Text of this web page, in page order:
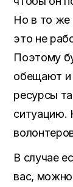
Но в то же
это не
Поэтому
обещают и
ресурсы
ситуацию.
В случае
вас, можно